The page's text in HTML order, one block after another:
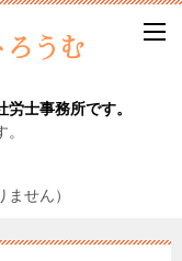
士事務所です。
せん）